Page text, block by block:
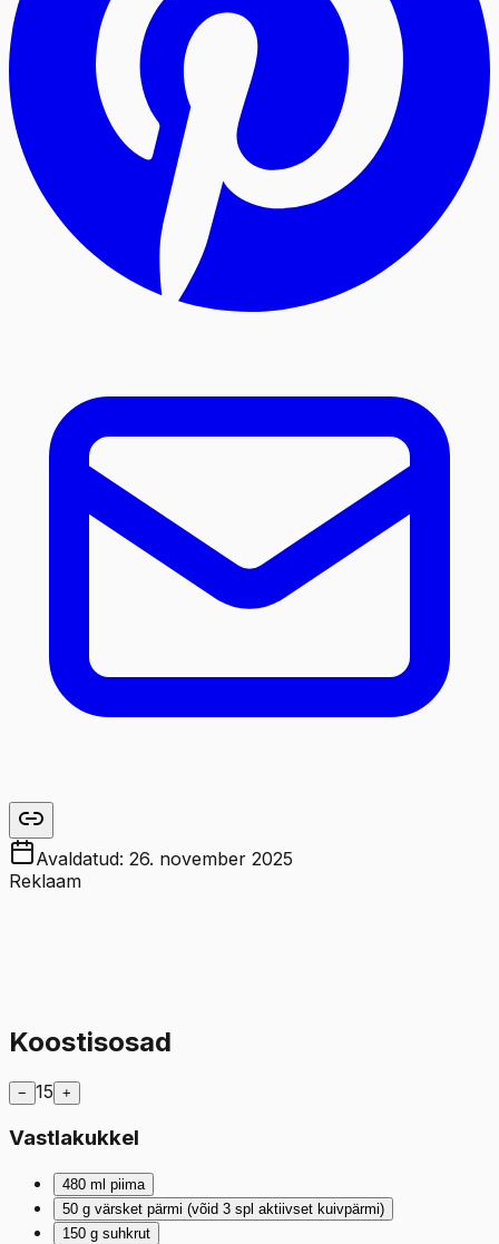
Avaldatud: 26. november 2025
Reklaam
Koostisosad
− 15 +
Vastlakukkel
480 ml piima
50 g värsket pärmi (võid 3 spl aktiivset kuivpärmi)
150 g suhkrut